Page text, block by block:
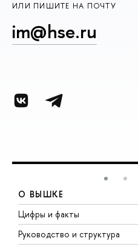
ИЛИ ПИШИТЕ НА ПОЧТУ
im@hse.ru
О ВЫШКЕ
Цифры и факты
Руководство и структура